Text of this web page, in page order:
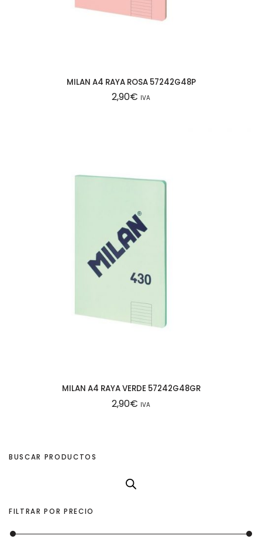
MILAN A4 RAYA ROSA 57242G48P
2,90€ IVA
MILAN A4 RAYA VERDE 57242G48GR
2,90€ IVA
BUSCAR PRODUCTOS
FILTRAR POR PRECIO